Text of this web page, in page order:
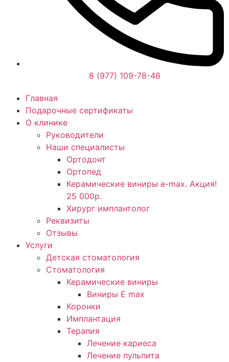
8 (977) 109-78-48
Главная
Подарочные сертификаты
О клинике
Руководители
Наши специалисты
Ортодонт
Ортопед
Керамические виниры e-max. Акция!
25 000р.
Хирург имплантолог
Реквизиты
Отзывы
Услуги
Детская стоматология
Стоматология
Керамические виниры
Виниры E max
Коронки
Имплантация
Терапия
Лечение кариеса
Лечение пульпита